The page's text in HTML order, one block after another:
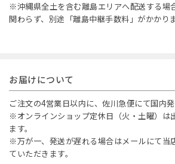
※沖縄県全土を含む離島エリアへ配送する場
関わらず、別途「離島中継手数料」がかかりま
お届けについて
ご注文の4営業日以内に、佐川急便にて国内発
※オンラインショップ定休日（火・土曜）は
ます。
※万が一、発送が遅れる場合はメールにて当
ていただきます。